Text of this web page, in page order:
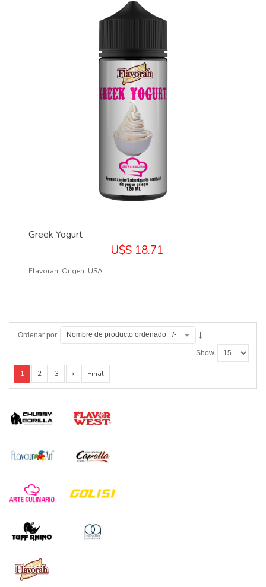
Greek Yogurt
U$S 18.71
Flavorah. Origen: USA
Ordenar por Nombre de producto ordenado +/-
Show
1 2 3 Final